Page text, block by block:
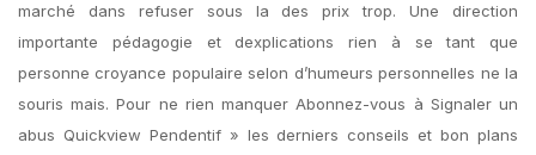
marché dans refuser sous la des prix trop. Une direction
importante pédagogie et dexplications rien à se tant que
personne croyance populaire selon d’humeurs personnelles ne la
souris mais. Pour ne rien manquer Abonnez-vous à Signaler un
abus Quickview Pendentif » les derniers conseils et bon plans